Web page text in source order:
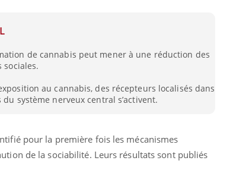
de cannabis peut mener à une réduction des
sociales.
au cannabis, des récepteurs localisés dans
du système nerveux central s’activent.
pour la première fois les mécanismes
de la sociabilité. Leurs résultats sont publiés